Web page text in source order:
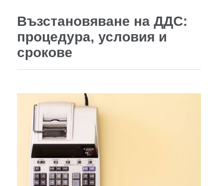
Възстановяване на ДДС:
процедура, условия и
срокове